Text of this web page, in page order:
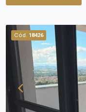
Cód. 18426